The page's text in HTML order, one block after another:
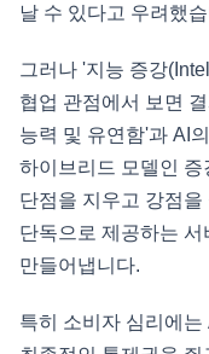
날 수 있다고 우려했
그러나 '지능 증강
협업 관점에서 보면
능력 및 유연함'과 AI
하이브리드 모델인 증
단점을 지우고 강점
단독으로 제공하는
만들어냅니다.
특히 소비자 심리에는